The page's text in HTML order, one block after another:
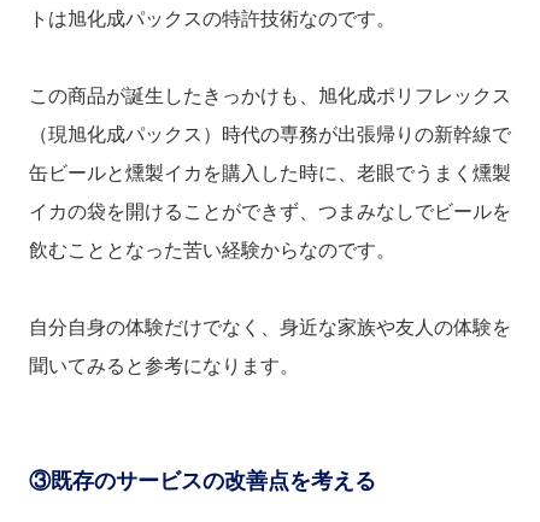
トは旭化成パックスの特許技術なのです。
この商品が誕生したきっかけも、旭化成ポリフレックス
（現旭化成パックス）時代の専務が出張帰りの新幹線で
缶ビールと燻製イカを購入した時に、老眼でうまく燻製
イカの袋を開けることができず、つまみなしでビールを
飲むこととなった苦い経験からなのです。
自分自身の体験だけでなく、身近な家族や友人の体験を
聞いてみると参考になります。
③既存のサービスの改善点を考える